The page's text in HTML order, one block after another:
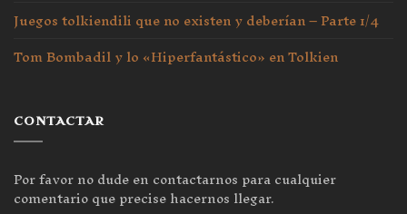
Juegos tolkiendili que no existen y deberían – Parte 1/4
Tom Bombadil y lo «Hiperfantástico» en Tolkien
CONTACTAR
Por favor no dude en contactarnos para cualquier
comentario que precise hacernos llegar.